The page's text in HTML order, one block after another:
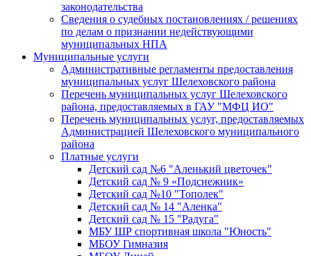
законодательства
Сведения о судебных постановлениях / решениях
по делам о признании недействующими
муниципальных НПА
Муниципальные услуги
Административные регламенты предоставления
муниципальных услуг Шелеховского района
Перечень муниципальных услуг Шелеховского
района, предоставляемых в ГАУ "МФЦ ИО"
Перечень муниципальных услуг, предоставляемых
Администрацией Шелеховского муниципального
района
Платные услуги
Детский сад №6 "Аленький цветочек"
Детский сад № 9 «Подснежник»
Детский сад №10 "Тополек"
Детский сад № 14 "Аленка"
Детский сад № 15 "Радуга"
МБУ ШР спортивная школа "Юность"
МБОУ Гимназия